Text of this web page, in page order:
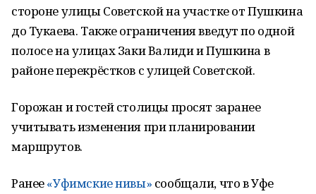
стороне улицы Советской на участке от Пушкина
до Тукаева. Также ограничения введут по одной
полосе на улицах Заки Валиди и Пушкина в
районе перекрёстков с улицей Советской.
Горожан и гостей столицы просят заранее
учитывать изменения при планировании
маршрутов.
Ранее«Уфимские нивы» сообщали, что в Уфе